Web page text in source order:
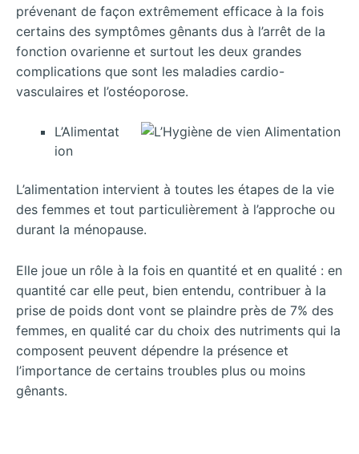
prévenant de façon extrêmement efficace à la fois
certains des symptômes gênants dus à l’arrêt de la
fonction ovarienne et surtout les deux grandes
complications que sont les maladies cardio-
vasculaires et l’ostéoporose.
L’Alimentat
ion
L’alimentation intervient à toutes les étapes de la vie
des femmes et tout particulièrement à l’approche ou
durant la ménopause.
Elle joue un rôle à la fois en quantité et en qualité : en
quantité car elle peut, bien entendu, contribuer à la
prise de poids dont vont se plaindre près de 7% des
femmes, en qualité car du choix des nutriments qui la
composent peuvent dépendre la présence et
l’importance de certains troubles plus ou moins
gênants.